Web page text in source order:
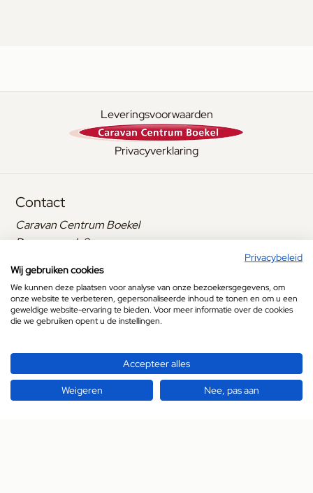
Leveringsvoorwaarden
Privacyverklaring
Contact
Caravan Centrum Boekel
Dennenmark 2
+31 (0)492 321 741
info@caravan.nu
Openingstijden
Gesloten
Dinsdag
tot17:00
Privacybeleid
Wij gebruiken cookies
We kunnen deze plaatsen voor analyse van onze bezoekersgegevens, om
onze website te verbeteren, gepersonaliseerde inhoud te tonen en om u een
geweldige website-ervaring te bieden. Voor meer informatie over de cookies
die we gebruiken opent u de instellingen.
Accepteer alles
Weigeren Nee, pas aan